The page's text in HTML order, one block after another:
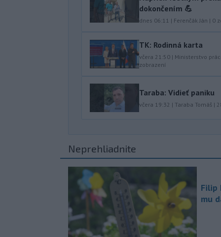
dokončením 💪
dnes 06:11 | Ferenčák Ján | 0
TK: Rodinná karta
včera 21:50 | Ministerstvo
zobrazení
Taraba: Vidieť paniku
včera 19:32 | Taraba Tomáš |
Neprehliadnite
Filip
mu